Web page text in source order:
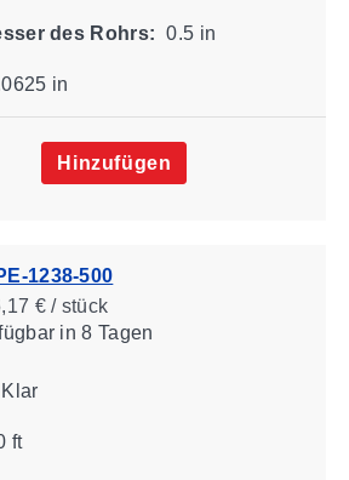
des Rohrs: 0.5 in
in
Hinzufügen
1238-500
€ / stück
in 8 Tagen
Klar
ft